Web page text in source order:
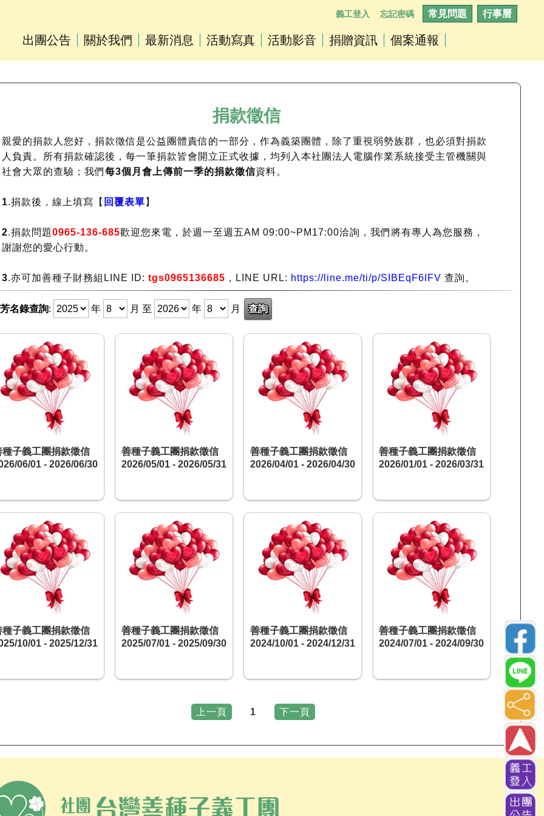
義工登入 忘記密碼 常見問題 行事曆
出團公告 關於我們 最新消息 活動寫真 活動影音 捐贈資訊 個案通報
捐款徵信
親愛的捐款人您好，捐款徵信是公益團體責信的一部分，作為義築團體，除了重視弱勢族群，也必須對捐款
人負責。所有捐款確認後，每一筆捐款皆會開立正式收據，均列入本社團法人電腦作業系統接受主管機關與
社會大眾的查驗；我們每3個月會上傳前一季的捐款徵信資料。
1.捐款後，線上填寫【 回覆表單 】
2.捐款問題0965-136-685歡迎您來電，於週一至週五AM 09:00~PM17:00洽詢，我們將有專人為您服務，
謝謝您的愛心行動。
3.亦可加善種子財務組LINE ID:tgs0965136685 ，LINE URL: https://line.me/ti/p/SIBEqF6IFV 查詢。
名錄查詢: 年 月 至 年 月
種子義工團捐款徵信
06/01 - 2026/06/30
善種子義工團捐款徵信
2026/05/01 - 2026/05/31
善種子義工團捐款徵信
2026/04/01 - 2026/04/30
善種子義工團捐款徵信
2026/01/01 - 2026/03/31
種子義工團捐款徵信
10/01 - 2025/12/31
善種子義工團捐款徵信
2025/07/01 - 2025/09/30
善種子義工團捐款徵信
2024/10/01 - 2024/12/31
善種子義工團捐款徵信
2024/07/01 - 2024/09/30
上一頁 1 下一頁